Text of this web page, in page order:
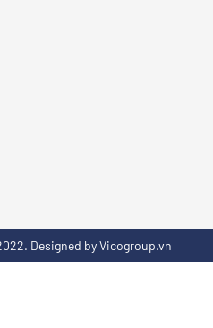
Designed by Vicogroup.vn